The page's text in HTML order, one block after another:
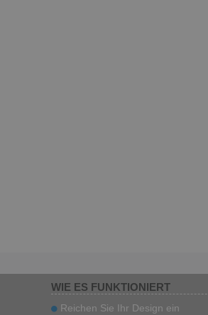
WIE ES FUNKTIONIERT
Reichen Sie Ihr Design ein